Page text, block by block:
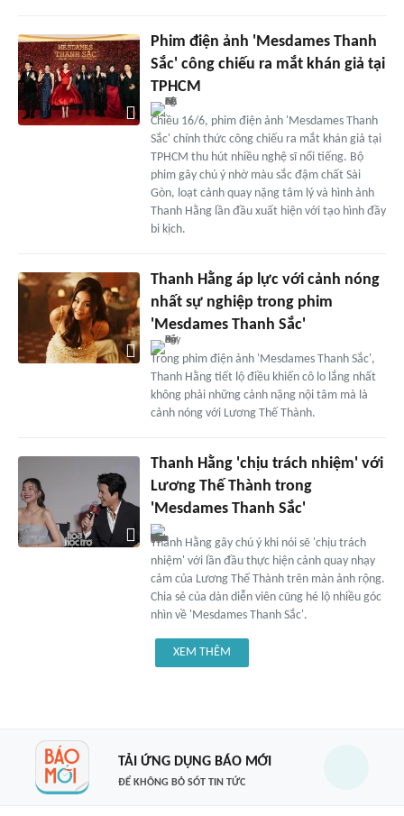
Phim điện ảnh 'Mesdames Thanh
Sắc' công chiếu ra mắt khán giả tại
TPHCM
Chiều 16/6, phim điện ảnh 'Mesdames Thanh
Sắc' chính thức công chiếu ra mắt khán giả tại
TPHCM thu hút nhiều nghệ sĩ nổi tiếng. Bộ
phim gây chú ý nhờ màu sắc đậm chất Sài
Gòn, loạt cảnh quay nặng tâm lý và hình ảnh
Thanh Hằng lần đầu xuất hiện với tạo hình đầy
bi kịch.
Thanh Hằng áp lực với cảnh nóng
nhất sự nghiệp trong phim
'Mesdames Thanh Sắc'
Trong phim điện ảnh 'Mesdames Thanh Sắc',
Thanh Hằng tiết lộ điều khiến cô lo lắng nhất
không phải những cảnh nặng nội tâm mà là
cảnh nóng với Lương Thế Thành.
Thanh Hằng 'chịu trách nhiệm' với
Lương Thế Thành trong
'Mesdames Thanh Sắc'
Thanh Hằng gây chú ý khi nói sẽ 'chịu trách
nhiệm' với lần đầu thực hiện cảnh quay nhạy
cảm của Lương Thế Thành trên màn ảnh rộng.
Chia sẻ của dàn diễn viên cũng hé lộ nhiều góc
nhìn về 'Mesdames Thanh Sắc'.
XEM THÊM
TẢI ỨNG DỤNG BÁO MỚI
ĐỂ KHÔNG BỎ SÓT TIN TỨC